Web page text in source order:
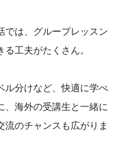
では、グループレッスン
工夫がたくさん。
ル分けなど、快適に学べ
、海外の受講生と一緒に
のチャンスも広がりま